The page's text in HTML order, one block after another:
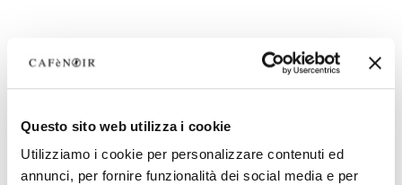
Questo sito web utilizza i cookie
Utilizziamo i cookie per personalizzare contenuti ed
annunci, per fornire funzionalità dei social media e per